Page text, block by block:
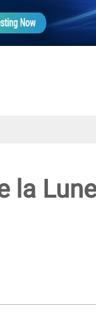
la